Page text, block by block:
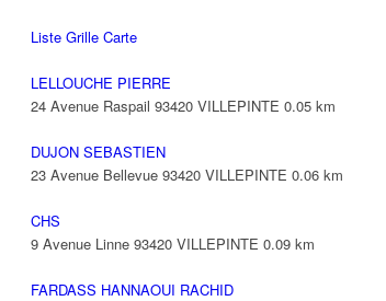
Liste Grille Carte
LELLOUCHE PIERRE
24 Avenue Raspail 93420 VILLEPINTE 0.05 km
DUJON SEBASTIEN
23 Avenue Bellevue 93420 VILLEPINTE 0.06 km
CHS
9 Avenue Linne 93420 VILLEPINTE 0.09 km
FARDASS HANNAOUI RACHID